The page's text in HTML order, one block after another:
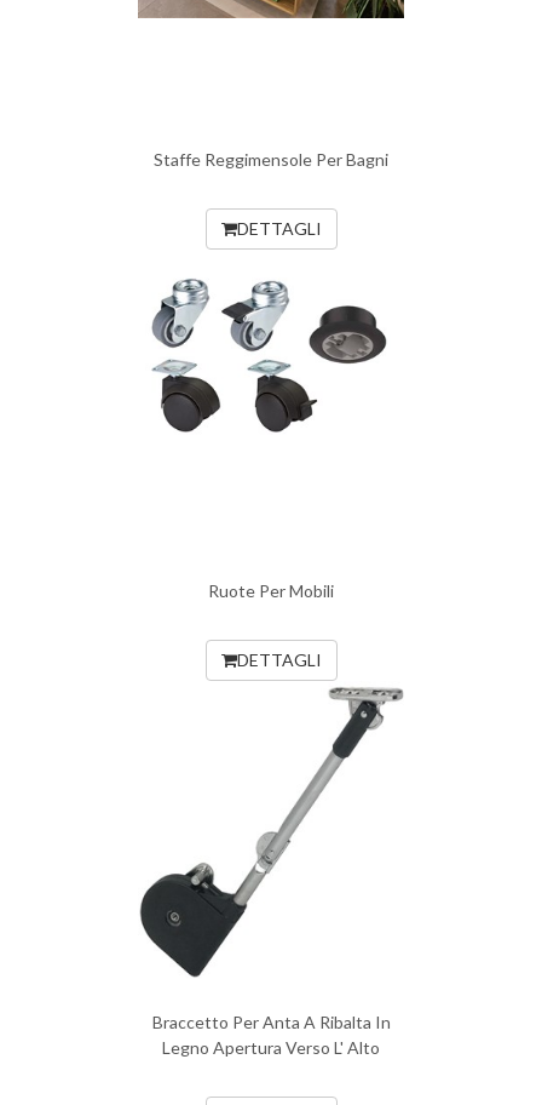
Staffe Reggimensole Per Bagni
DETTAGLI
Ruote Per Mobili
DETTAGLI
Braccetto Per Anta A Ribalta In
Legno Apertura Verso L' Alto